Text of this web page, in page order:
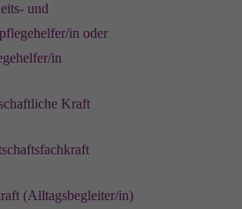
und
in oder
in
Kraft
(Alltagsbegleiter/in)